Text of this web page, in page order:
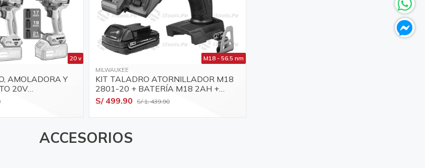
20 v
AMOLADORA Y
20V
M18 - 56.5 nm
MILWAUKEE
KIT TALADRO ATORNILLADOR M18
2801-20 + BATERÍA M18 2AH +
CARGADOR
S/ 499.90 S/ 1, 439.90
ACCESORIOS